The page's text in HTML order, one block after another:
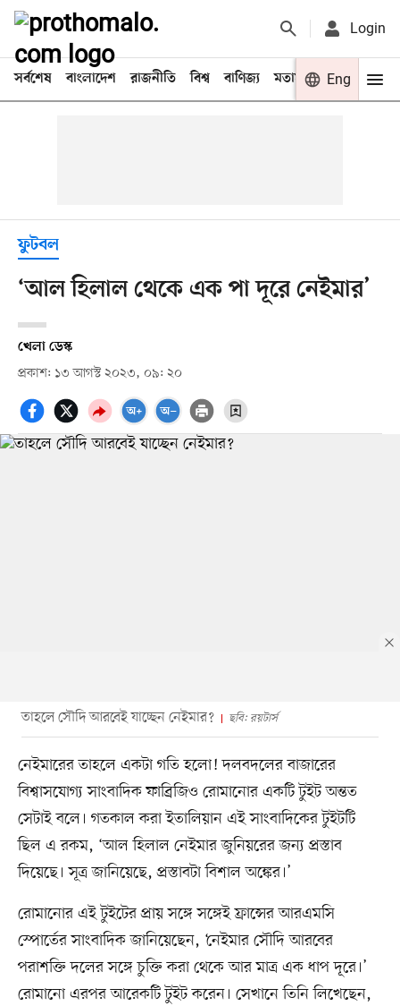
Login
সর্বশেষ বাংলাদেশ রাজনীতি বিশ্ব বাণিজ্য মতামত খেলা
Eng
ফুটবল
‘আল হিলাল থেকে এক পা দূরে নেইমার’
খেলা ডেস্ক
প্রকাশ: ১৩ আগস্ট ২০২৩, ০৯: ২০
তাহলে সৌদি আরবেই যাচ্ছেন নেইমার? ছবি: রয়টার্স
নেইমারের তাহলে একটা গতি হলো! দলবদলের বাজারের
বিশ্বাসযোগ্য সাংবাদিক ফাব্রিজিও রোমানোর একটি টুইট অন্তত
সেটাই বলে। গতকাল করা ইতালিয়ান এই সাংবাদিকের টুইটটি
ছিল এ রকম, ‘আল হিলাল নেইমার জুনিয়রের জন্য প্রস্তাব
দিয়েছে। সূত্র জানিয়েছে, প্রস্তাবটা বিশাল অঙ্কের।’
রোমানোর এই টুইটের প্রায় সঙ্গে সঙ্গেই ফ্রান্সের আরএমসি
স্পোর্তের সাংবাদিক জানিয়েছেন, ‘নেইমার সৌদি আরবের
পরাশক্তি দলের সঙ্গে চুক্তি করা থেকে আর মাত্র এক ধাপ দূরে।’
রোমানো এরপর আরেকটি টুইট করেন। সেখানে তিনি লিখেছেন,